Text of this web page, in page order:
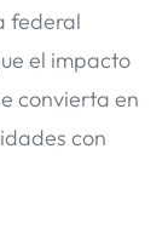
federal
el impacto
convierta en
con